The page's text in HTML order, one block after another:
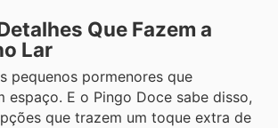
Que Fazem a
Lar
pequenos pormenores que
espaço. E o Pingo Doce sabe disso,
que trazem um toque extra de